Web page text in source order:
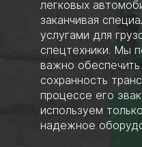
легковых
заканчивая
услугами для
спецтехники. Мы
важно
сохранность
процессе его
используем
надежное